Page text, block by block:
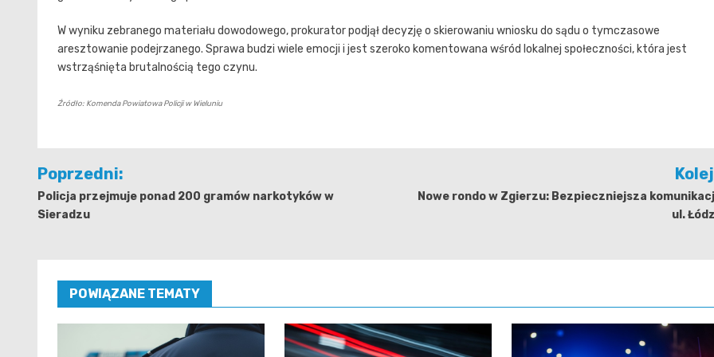
W wyniku zebranego materiału dowodowego, prokurator podjął decyzję o skierowaniu wniosku do sądu o tymczasowe
aresztowanie podejrzanego. Sprawa budzi wiele emocji i jest szeroko komentowana wśród lokalnej społeczności, która jest
wstrząśnięta brutalnością tego czynu.
Źródło: Komenda Powiatowa Policji w Wieluniu
Nawigacja
wpisu
Poprzedni:
Policja przejmuje ponad 200 gramów narkotyków w
Sieradzu
Nowe rondo w Zgierzu: Bezpieczniejsza
ul.
POWIĄZANE TEMATY